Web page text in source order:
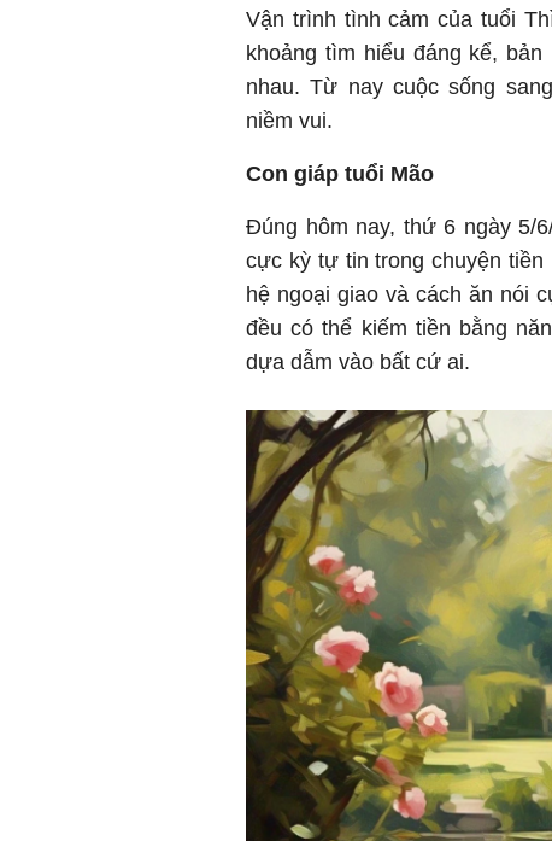
Vận trình tình cảm của tuổi
khoảng tìm hiểu đáng kể,
nhau. Từ nay cuộc sống
niềm vui.
Con giáp tuổi Mão
Đúng hôm nay, thứ 6 ngày 5/
cực kỳ tự tin trong chuyện
hệ ngoại giao và cách ăn nói
đều có thể kiếm tiền bằng
dựa dẫm vào bất cứ ai.